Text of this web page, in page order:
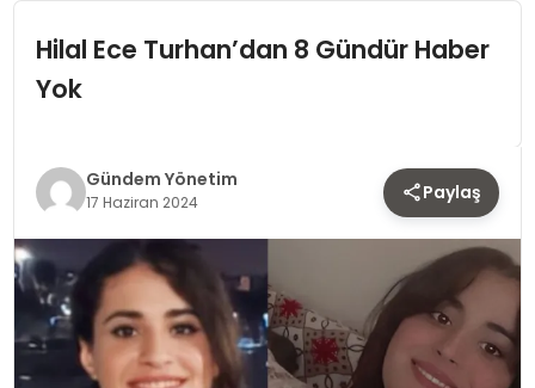
DÜNYA
SPOR
TEKNOLOJI
SAĞLIK
YAŞAM
Hilal Ece Turhan’dan 8 Gündür Haber
Yok
Gündem Yönetim
17 Haziran 2024 Paylaş